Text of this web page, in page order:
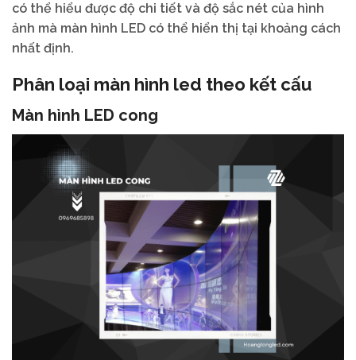
có thể hiểu được độ chi tiết và độ sắc nét của hình
ảnh mà màn hình LED có thể hiển thị tại khoảng cách
nhất định.
Phân loại màn hình led theo kết cấu
Màn hình LED cong